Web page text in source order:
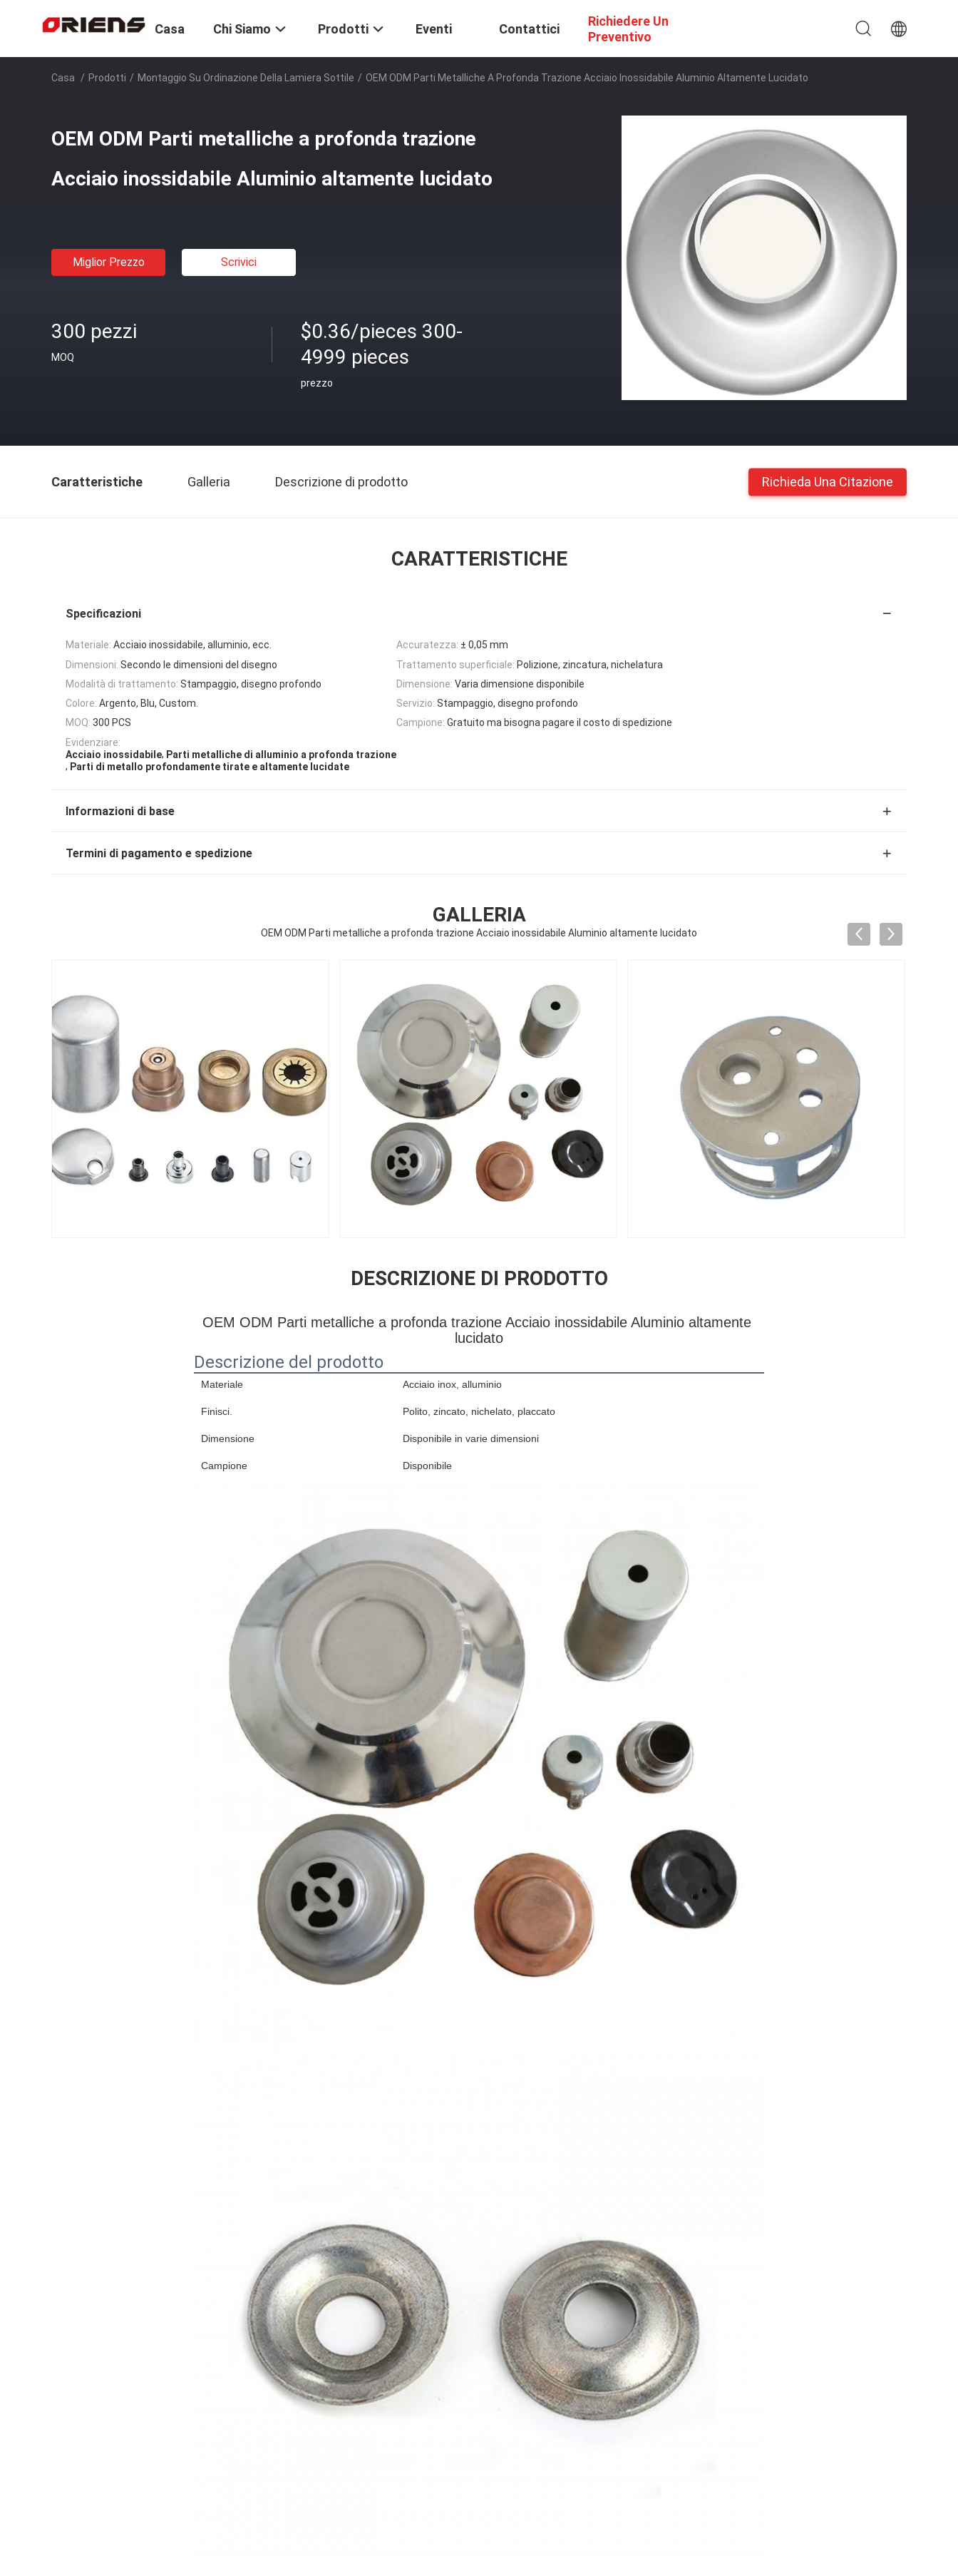
Casa Chi Siamo Prodotti Eventi Contattici
Richiedere Un
Preventivo
Casa / Prodotti / Montaggio Su Ordinazione Della Lamiera Sottile / OEM ODM Parti Metalliche A Profonda Trazione Acciaio Inossidabile Aluminio Altamente Lucidato
OEM ODM Parti metalliche a profonda trazione
Acciaio inossidabile Aluminio altamente lucidato
Miglior Prezzo Scrivici
300 pezzi
MOQ
$0.36/pieces 300-
4999 pieces
prezzo
Caratteristiche Galleria Descrizione di prodotto Richieda Una Citazione
CARATTERISTICHE
Specificazioni
Materiale: Acciaio inossidabile, alluminio, ecc. Accuratezza: ± 0,05 mm
Dimensioni: Secondo le dimensioni del disegno Trattamento superficiale: Polizione, zincatura, nichelatura
Modalità di trattamento: Stampaggio, disegno profondo Dimensione: Varia dimensione disponibile
Colore: Argento, Blu, Custom. Servizio: Stampaggio, disegno profondo
MOQ: 300 PCS Campione: Gratuito ma bisogna pagare il costo di spedizione
Evidenziare:
Acciaio inossidabile, Parti metalliche di alluminio a profonda trazione
, Parti di metallo profondamente tirate e altamente lucidate
Informazioni di base
Termini di pagamento e spedizione
GALLERIA
OEM ODM Parti metalliche a profonda trazione Acciaio inossidabile Aluminio altamente lucidato
DESCRIZIONE DI PRODOTTO
OEM ODM Parti metalliche a profonda trazione Acciaio inossidabile Aluminio altamente
lucidato
Descrizione del prodotto
Materiale Acciaio inox, alluminio
Finisci. Polito, zincato, nichelato, placcato
Dimensione Disponibile in varie dimensioni
Campione Disponibile